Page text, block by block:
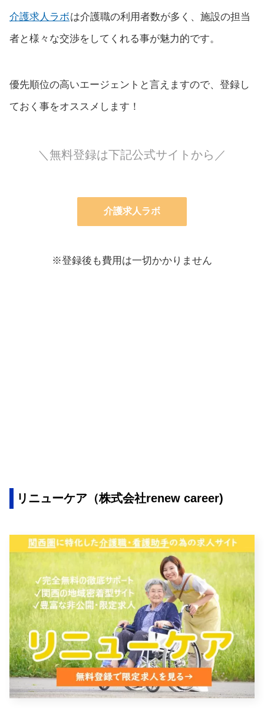
介護求人ラボは介護職の利用者数が多く、施設の担当
者と様々な交渉をしてくれる事が魅力的です。
優先順位の高いエージェントと言えますので、登録し
ておく事をオススメします！
＼無料登録は下記公式サイトから／
介護求人ラボ
※登録後も費用は一切かかりません
リニューケア（株式会社renew career)